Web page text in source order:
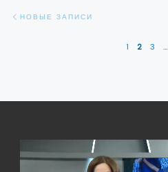
Навигация по записям
НОВЫЕ ЗАПИСИ
1 2 3 …